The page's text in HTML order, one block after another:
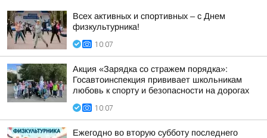
Всех активных и спортивных – с Днем
физкультурника!
10:07
Акция «Зарядка со стражем порядка»:
Госавтоинспекция прививает школьникам
любовь к спорту и безопасности на дорогах
10:07
Ежегодно во вторую субботу последнего